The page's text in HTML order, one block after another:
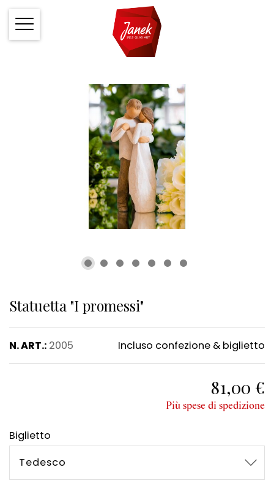
Statuetta "I promessi"
N. ART.: 2005 Incluso confezione & biglietto
81,00 €
Più spese di spedizione
Biglietto
Tedesco